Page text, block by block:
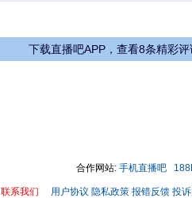
下载直播吧APP，查看8条精彩评
合作网站: 手机直播吧
联系我们 用户协议 隐私政策 报错反馈 投